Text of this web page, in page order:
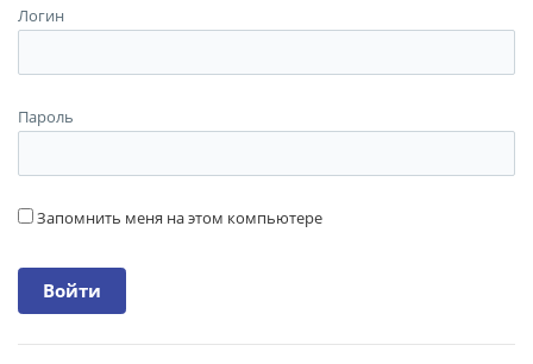
Логин
Пароль
Запомнить меня на этом компьютере